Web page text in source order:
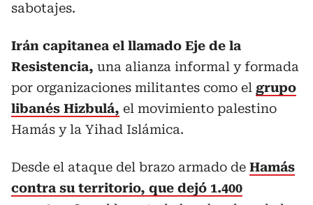
sabotajes.
Irán capitanea el llamado Eje de la
Resistencia, una alianza informal y formada
por organizaciones militantes como el grupo
libanés Hizbulá, el movimiento palestino
Hamás y la Yihad Islámica.
Desde el ataque del brazo armado de Hamás
contra su territorio, que dejó 1.400